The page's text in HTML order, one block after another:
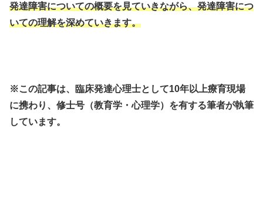
発達障害についての概要を見ていきながら、発達障害につ
いての理解を深めていきます。
※この記事は、臨床発達心理士として10年以上療育現場
に携わり、修士号（教育学・心理学）を有する筆者が執筆
しています。